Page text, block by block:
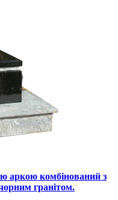
комбінований з
гранітом.